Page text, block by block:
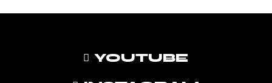
YOUTUBE